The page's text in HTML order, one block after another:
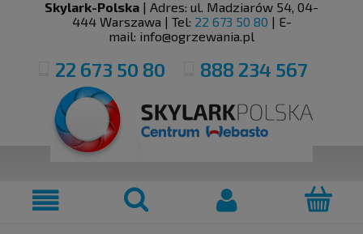
Skylark-Polska | Adres: ul. Madziarów 54, 04-
444 Warszawa | Tel: 22 673 50 80 | E-
mail: info@ogrzewania.pl
22 673 50 80 888 234 567